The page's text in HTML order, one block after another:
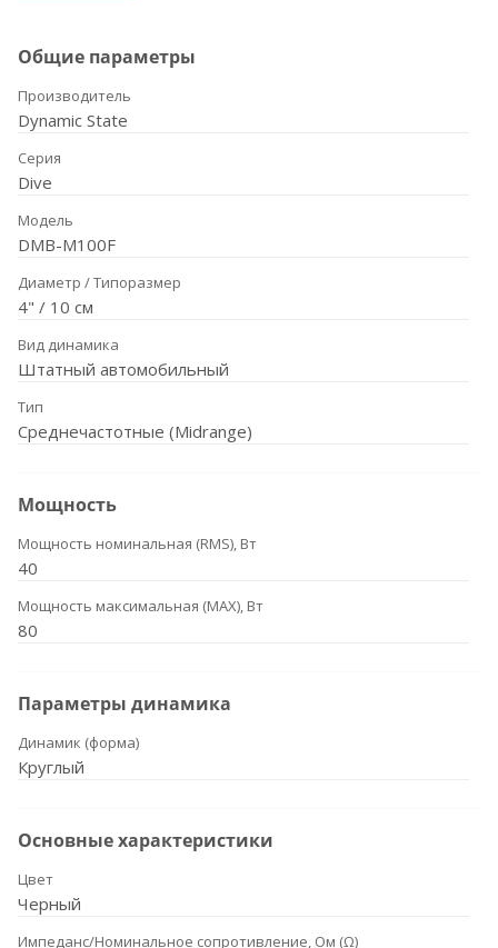
Общие параметры
Производитель
Dynamic State
Серия
Dive
Модель
DMB-M100F
Диаметр / Типоразмер
4" / 10 см
Вид динамика
Штатный автомобильный
Тип
Среднечастотные (Midrange)
Мощность
Мощность номинальная (RMS), Вт
40
Мощность максимальная (MAX), Вт
80
Параметры динамика
Динамик (форма)
Круглый
Основные характеристики
Цвет
Черный
Импеданс/Номинальное сопротивление, Ом (Ω)